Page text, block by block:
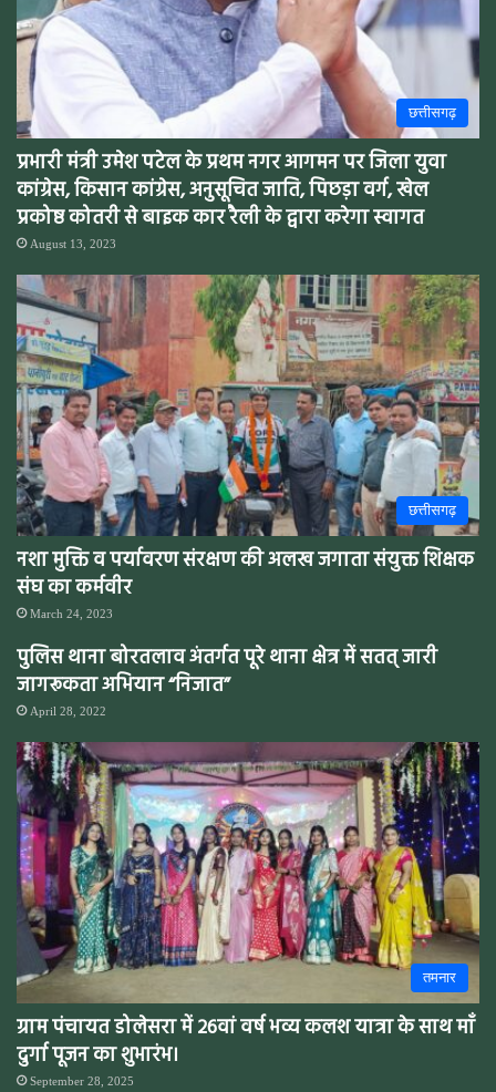
छत्तीसगढ़
प्रभारी मंत्री उमेश पटेल के प्रथम नगर आगमन पर जिला युवा
कांग्रेस, किसान कांग्रेस, अनुसूचित जाति, पिछड़ा वर्ग, खेल
प्रकोष्ठ कोतरी से बाइक कार रैली के द्वारा करेगा स्वागत
August 13, 2023
छत्तीसगढ़
नशा मुक्ति व पर्यावरण संरक्षण की अलख जगाता संयुक्त शिक्षक
संघ का कर्मवीर
March 24, 2023
पुलिस थाना बोरतलाव अंतर्गत पूरे थाना क्षेत्र में सतत् जारी
जागरूकता अभियान “निजात”
April 28, 2022
तमनार
ग्राम पंचायत डोलेसरा में 26वां वर्ष भव्य कलश यात्रा के साथ माँ
दुर्गा पूजन का शुभारंभ।
September 28, 2025